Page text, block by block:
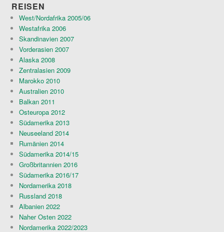
REISEN
West/Nordafrika 2005/06
Westafrika 2006
Skandinavien 2007
Vorderasien 2007
Alaska 2008
Zentralasien 2009
Marokko 2010
Australien 2010
Balkan 2011
Osteuropa 2012
Südamerika 2013
Neuseeland 2014
Rumänien 2014
Südamerika 2014/15
Großbritannien 2016
Südamerika 2016/17
Nordamerika 2018
Russland 2018
Albanien 2022
Naher Osten 2022
Nordamerika 2022/2023